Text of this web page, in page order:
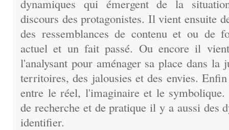
dynamiques qui émergent de la
discours des protagonistes. Il vient ensuite
des ressemblances de contenu et ou de
actuel et un fait passé. Ou encore il
l'analysant pour aménager sa place dans la
territoires, des jalousies et des envies.
entre le réel, l'imaginaire et le symbolique.
de recherche et de pratique il y a aussi des
identifier.